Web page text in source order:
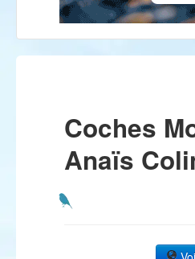
Coches
Anaïs